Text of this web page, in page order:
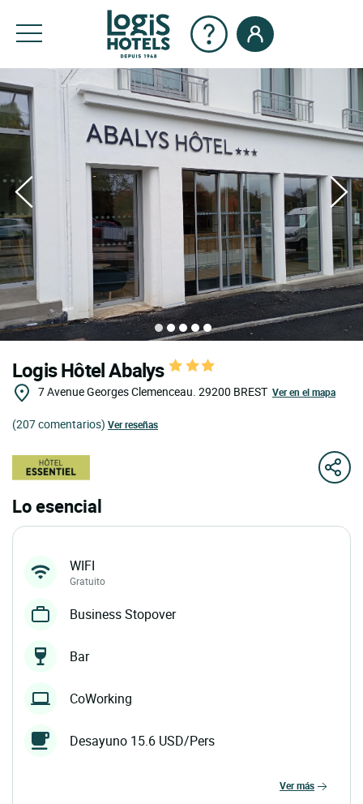
Logis Hôtel Abalys
7 Avenue Georges Clemenceau. 29200 BREST Ver en el mapa
(207 comentarios) Ver reseñas
Lo esencial
WIFI
Gratuito
Business Stopover
Bar
CoWorking
Desayuno 15.6 USD/Pers
ver más